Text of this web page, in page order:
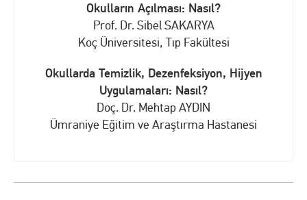
Okulların Açılması: Nasıl?
Prof. Dr. Sibel SAKARYA
Koç Üniversitesi, Tıp Fakültesi
Okullarda Temizlik, Dezenfeksiyon, Hijyen
Uygulamaları: Nasıl?
Doç. Dr. Mehtap AYDIN
Ümraniye Eğitim ve Araştırma Hastanesi